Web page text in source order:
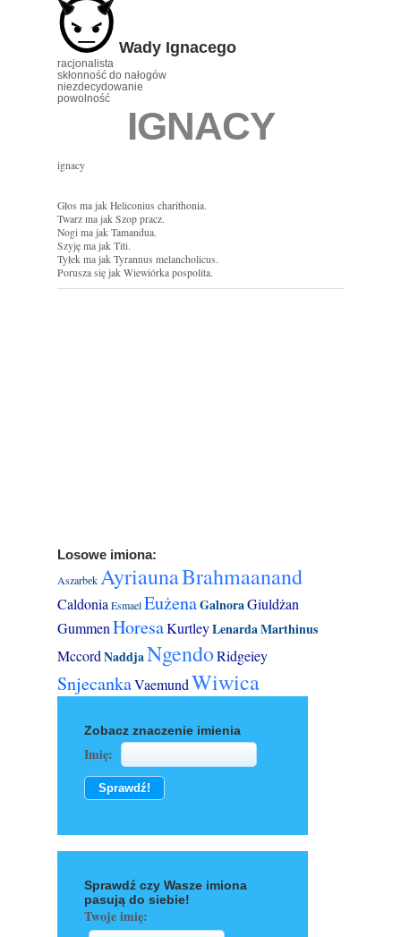
Wady Ignacego
racjonalista
skłonność do nałogów
niezdecydowanie
powolność
IGNACY
ignacy
Głos ma jak Heliconius charithonia.
Twarz ma jak Szop pracz.
Nogi ma jak Tamandua.
Szyję ma jak Titi.
Tyłek ma jak Tyrannus melancholicus.
Porusza się jak Wiewiórka pospolita.
Losowe imiona:
AszarbеkAyriaunaBrahmaanand
CaldoniaEsmaelEużenaGalnoraGiuldżan
GummenHoresaKurtleyLenardaMarthinus
MccordNaddjaNgendoRidgeiey
SnjecankaVaemundWiwica
Zobacz znaczenie imienia
Imię:
Sprawdź czy Wasze imiona
pasują do siebie!
Twoje imię: